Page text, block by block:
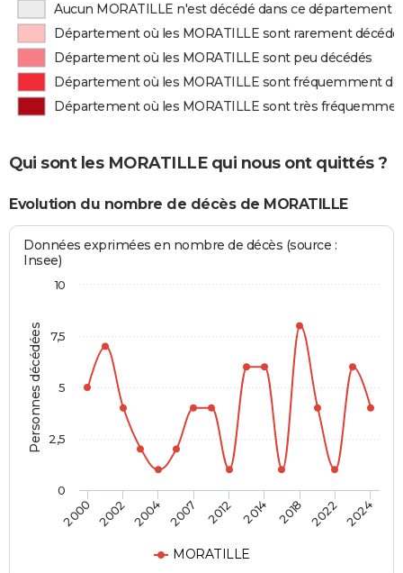
Aucun MORATILLE n'est décédé dans ce département
Département où les MORATILLE sont rarement
Département où les MORATILLE sont peu décédés
Département où les MORATILLE sont fréquemment
Département où les MORATILLE sont très
Qui sont les MORATILLE qui nous ont quittés ?
Evolution du nombre de décès de MORATILLE
Personnes décédées
Données exprimées en nombre de décès (source :
Insee)
MORATILLE
2000 2002 2004 2007 2012 2014 2018 2022 2024
0
10
2,5
5
7,5